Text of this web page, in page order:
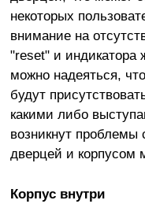
некоторых
внимание на
"reset" и индикатора
можно надеяться,
будут
какими либо
возникнут проблемы
дверцей и корпусом
Корпус внутри